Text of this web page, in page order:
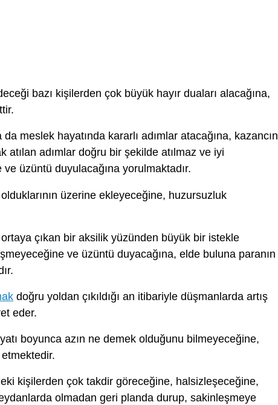
bazı kişilerden çok büyük hayır duaları alacağına,
meslek hayatında kararlı adımlar atacağına, kazancın
adımlar doğru bir şekilde atılmaz ve iyi
üzüntü duyulacağına yorulmaktadır.
üzerine ekleyeceğine, huzursuzluk
çıkan bir aksilik yüzünden büyük bir istekle
ve üzüntü duyacağına, elde buluna paranın
doğru yoldan çıkıldığı an itibariyle düşmanlarda artış
eder.
boyunca azın ne demek olduğunu bilmeyeceğine,
etmektedir.
kişilerden çok takdir göreceğine, halsizleşeceğine,
olmadan geri planda durup, sakinleşmeye